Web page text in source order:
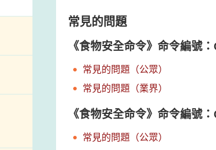
常見的問題
《食物安全命令》命令編號
常見的問題（公眾）
常見的問題（業界）
《食物安全命令》命令編號
常見的問題（公眾）